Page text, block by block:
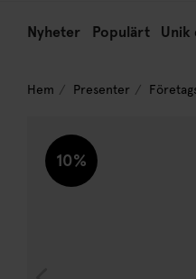
Nyheter Populärt Unik
Hem Presenter
10%